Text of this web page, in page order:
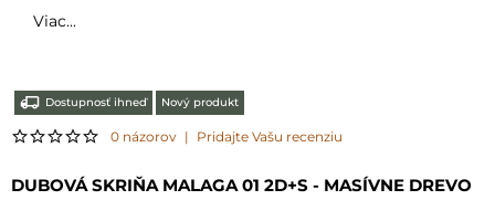
Viac...
Dostupnosť ihneď Nový produkt
0 názorov | Pridajte Vašu recenziu
DUBOVÁ SKRIŇA MALAGA 01 2D+S - MASÍVNE DREVO